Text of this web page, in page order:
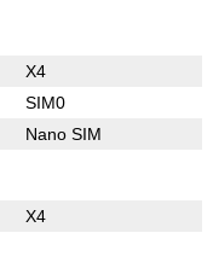
X4
SIM0
Nano SIM
X4